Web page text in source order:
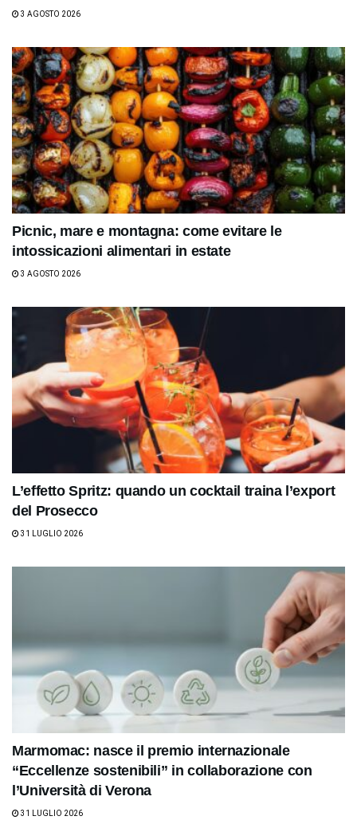
3 AGOSTO 2026
Picnic, mare e montagna: come evitare le
intossicazioni alimentari in estate
3 AGOSTO 2026
L’effetto Spritz: quando un cocktail traina l’export
del Prosecco
31 LUGLIO 2026
Marmomac: nasce il premio internazionale
“Eccellenze sostenibili” in collaborazione con
l’Università di Verona
31 LUGLIO 2026